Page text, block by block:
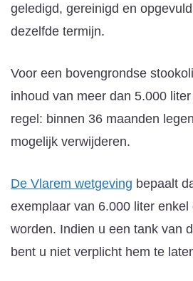
geledigd, gereinigd en
dezelfde termijn.
Voor een bovengrondse
inhoud van meer dan 5.000
regel: binnen 36 maanden
mogelijk verwijderen.
De Vlarem wetgeving bepaalt
exemplaar van 6.000 liter enkel
worden. Indien u een tank van
bent u niet verplicht hem te